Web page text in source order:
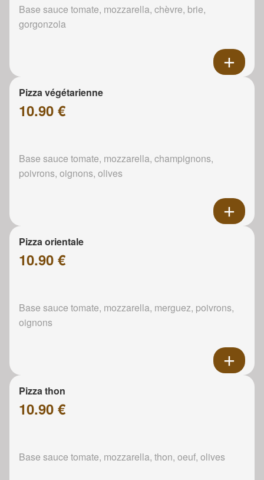
Base sauce tomate, mozzarella, chèvre, brie,
gorgonzola
Pizza végétarienne
10.90 €
Base sauce tomate, mozzarella, champignons,
poivrons, oignons, olives
Pizza orientale
10.90 €
Base sauce tomate, mozzarella, merguez, poivrons,
oignons
Pizza thon
10.90 €
Base sauce tomate, mozzarella, thon, oeuf, olives